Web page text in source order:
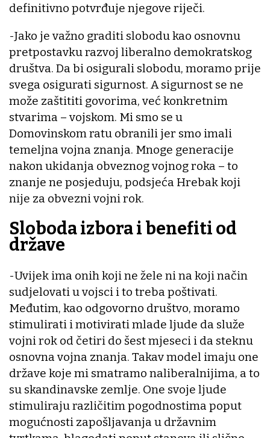
definitivno potvrđuje njegove riječi.
-Jako je važno graditi slobodu kao osnovnu
pretpostavku razvoj liberalno demokratskog
društva. Da bi osigurali slobodu, moramo prije
svega osigurati sigurnost. A sigurnost se ne
može zaštititi govorima, već konkretnim
stvarima – vojskom. Mi smo se u
Domovinskom ratu obranili jer smo imali
temeljna vojna znanja. Mnoge generacije
nakon ukidanja obveznog vojnog roka – to
znanje ne posjeduju, podsjeća Hrebak koji
nije za obvezni vojni rok.
Sloboda izbora i benefiti od
države
-Uvijek ima onih koji ne žele ni na koji način
sudjelovati u vojsci i to treba poštivati.
Međutim, kao odgovorno društvo, moramo
stimulirati i motivirati mlade ljude da služe
vojni rok od četiri do šest mjeseci i da steknu
osnovna vojna znanja. Takav model imaju one
države koje mi smatramo naliberalnijima, a to
su skandinavske zemlje. One svoje ljude
stimuliraju različitim pogodnostima poput
mogućnosti zapošljavanja u državnim